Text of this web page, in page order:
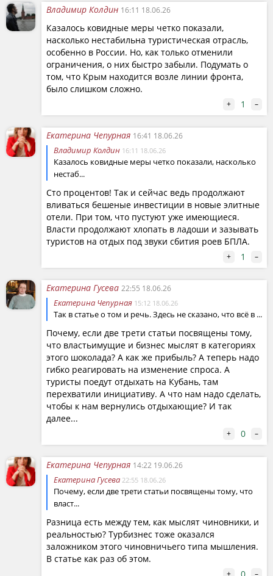
Владимир Колдин 16:11 18.06.26
Казалось ковидные меры четко показали,
насколько нестабильна туристическая отрасль,
особенно в России. Но, как только отменили
ограничения, о них быстро забыли. Подумать о
том, что Крым находится возле линии фронта,
было слишком сложно.
+ 1 –
Екатерина Чепурная 16:41 18.06.26
Владимир Колдин 16:11 18.06.26
Казалось ковидные меры четко показали, насколько
нестаб...
Сто процентов! Так и сейчас ведь продолжают
вливаться бешеные инвестиции в новые элитные
отели. При том, что пустуют уже имеющиеся.
Власти продолжают хлопать в ладоши и зазывать
туристов на отдых под звуки сбития роев БПЛА.
+ 1 –
Екатерина Гусева 22:55 18.06.26
Екатерина Чепурная 15:12 18.06.26
Так в статье о том и речь. Здесь не сказано, что всё в ...
Почему, если две трети статьи посвящены тому,
что властьимущие и бизнес мыслят в категориях
этого шоколада? А как же прибыль? А теперь надо
гибко реагировать на изменение спроса. А
туристы поедут отдыхать на Кубань, там
перехватили инициативу. А что нам надо сделать,
чтобы к нам вернулись отдыхающие? И так
далее...
+ 0 –
Екатерина Чепурная 14:22 19.06.26
Екатерина Гусева 22:55 18.06.26
Почему, если две трети статьи посвящены тому, что
власт...
Разница есть между тем, как мыслят чиновники, и
реальностью? Турбизнес тоже оказался
заложником этого чиновничьего типа мышления.
В статье как раз об этом.
+ –